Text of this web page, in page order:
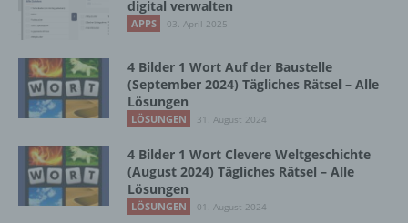
digital verwalten
APPS 03. April 2025
4 Bilder 1 Wort Auf der Baustelle
(September 2024) Tägliches Rätsel – Alle
Lösungen
LÖSUNGEN 31. August 2024
4 Bilder 1 Wort Clevere Weltgeschichte
(August 2024) Tägliches Rätsel – Alle
Lösungen
LÖSUNGEN 01. August 2024
Aufenthaltsort oder Ortswechsel dieser
natürlichen Person zu analysieren oder
f) Pseudonymisierung
Pseudonymisierung ist die Verarbeitung
personenbezogener Daten in einer Weise,
auf welche die personenbezogenen Daten
ohne Hinzuziehung zusätzlicher